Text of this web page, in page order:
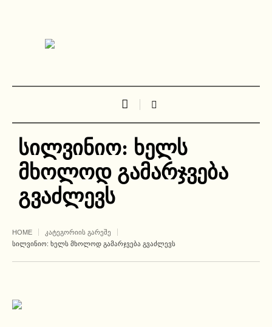
სილვინიო: ხელს
მხოლოდ გამარჯვება
გვაძლევს
HOME
ᲙᲐᲢᲔᲒᲝᲠᲘᲘᲡ ᲒᲐᲠᲔᲨᲔ
ᲡᲘᲚᲕᲘᲜᲘᲝ: ᲮᲔᲚᲡ ᲛᲮᲝᲚᲝᲓ ᲒᲐᲛᲐᲠᲯᲕᲔᲑᲐ ᲒᲕᲐᲫᲚᲔᲕᲡ